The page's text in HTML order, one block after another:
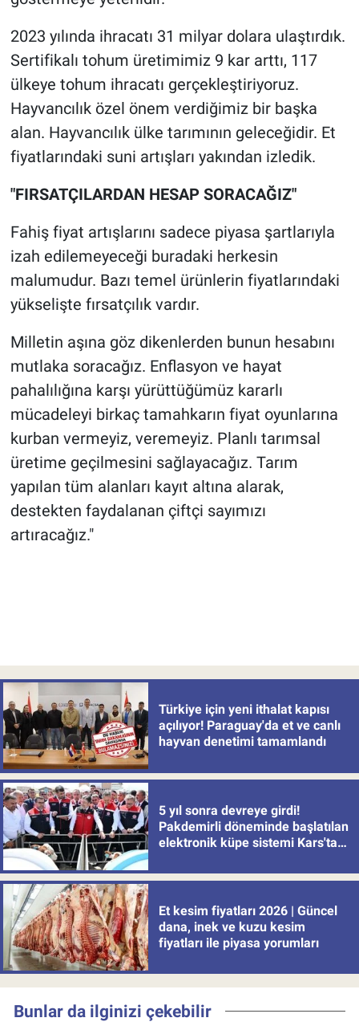
2023 yılında ihracatı 31 milyar dolara ulaştırdık.
Sertifikalı tohum üretimimiz 9 kar arttı, 117
ülkeye tohum ihracatı gerçekleştiriyoruz.
Hayvancılık özel önem verdiğimiz bir başka
alan. Hayvancılık ülke tarımının geleceğidir. Et
fiyatlarındaki suni artışları yakından izledik.
"FIRSATÇILARDAN HESAP SORACAĞIZ"
Fahiş fiyat artışlarını sadece piyasa şartlarıyla
izah edilemeyeceği buradaki herkesin
malumudur. Bazı temel ürünlerin fiyatlarındaki
yükselişte fırsatçılık vardır.
Milletin aşına göz dikenlerden bunun hesabını
mutlaka soracağız. Enflasyon ve hayat
pahalılığına karşı yürüttüğümüz kararlı
mücadeleyi birkaç tamahkarın fiyat oyunlarına
kurban vermeyiz, veremeyiz. Planlı tarımsal
üretime geçilmesini sağlayacağız. Tarım
yapılan tüm alanları kayıt altına alarak,
destekten faydalanan çiftçi sayımızı
artıracağız."
Türkiye için yeni ithalat kapısı
açılıyor! Paraguay'da et ve canlı
hayvan denetimi tamamlandı
5 yıl sonra devreye girdi!
Pakdemirli döneminde başlatılan
elektronik küpe sistemi Kars'tan
Et kesim fiyatları 2026 | Güncel
dana, inek ve kuzu kesim
fiyatları ile piyasa yorumları
Bunlar da ilginizi çekebilir